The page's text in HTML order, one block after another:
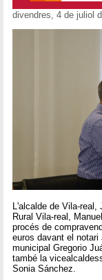
divendres, 4 de juliol
L'alcalde de Vila-
Rural Vila-real,
procés de
euros davant el
municipal Gregorio
també la
Sonia Sánchez.